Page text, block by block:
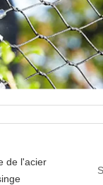
de l'acier